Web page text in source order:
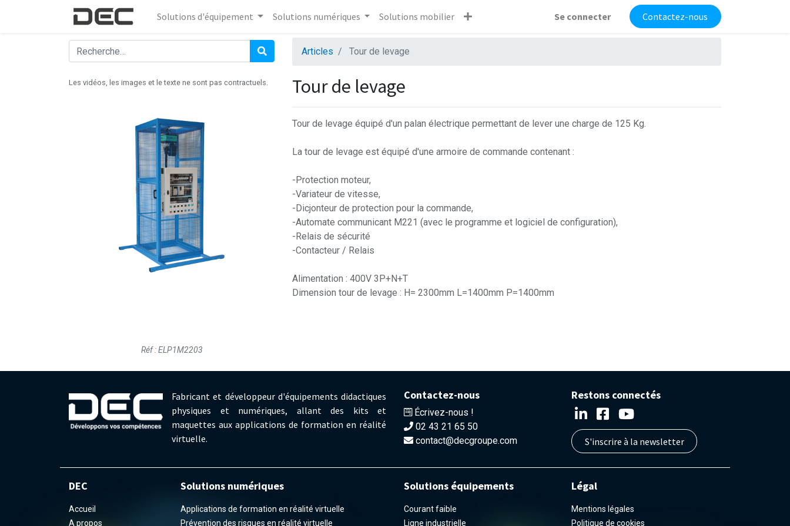
Solutions d'équipement Solutions numériques Solutions mobilier Se connecter Contactez-nous
Articles Tour de levage
Les vidéos, les images et le texte ne sont pas contractuels.
Réf : ELP1M2203
Tour de levage
Tour de levage équipé d'un palan électrique permettant de lever une charge de 125 Kg.
La tour de levage est équipé d'une armoire de commande contenant :
-Protection moteur,
-Variateur de vitesse,
-Dicjonteur de protection pour la commande,
-Automate communicant M221 (avec le programme et logiciel de configuration),
-Relais de sécurité
-Contacteur / Relais
Alimentation : 400V 3P+N+T
Dimension tour de levage : H= 2300mm L=1400mm P=1400mm
Fabricant et développeur d'équipements didactiques
physiques et numériques, allant des kits et
maquettes aux applications de formation en réalité
virtuelle.
Contactez-nous
Écrivez-nous !
02 43 21 65 50
contact@decgroupe.com
Restons connectés
S'inscrire à la newsletter
DEC
Accueil
A propos
Solutions numériques
Applications de formation en réalité virtuelle
Prévention des risques en réalité virtuelle
Solutions équipements
Courant faible
Ligne industrielle
Légal
Mentions légales
Politique de cookies